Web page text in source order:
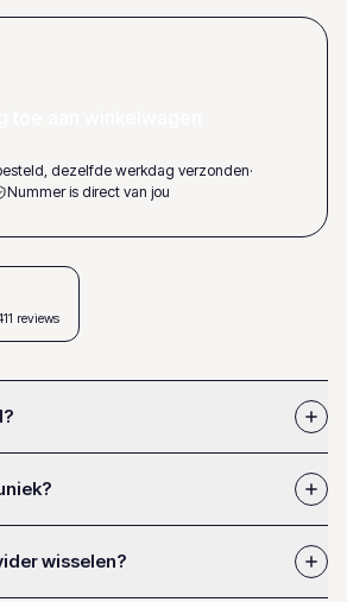
dezelfde werkdag verzonden·
Nummer is direct van jou
reviews
wisselen?